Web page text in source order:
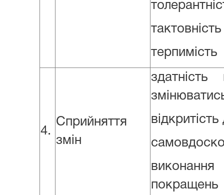
тактовність
терпимість
4.
Сприйняття
змін
покращень